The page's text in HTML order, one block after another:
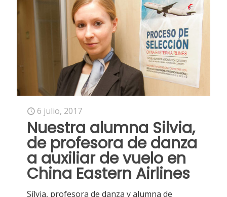
6 julio, 2017
Nuestra alumna Silvia,
de profesora de danza
a auxiliar de vuelo en
China Eastern Airlines
Sílvia, profesora de danza y alumna de